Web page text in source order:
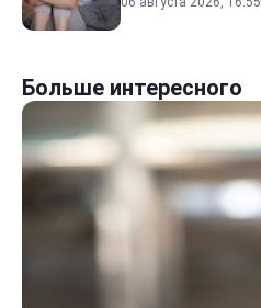
Больше интересного